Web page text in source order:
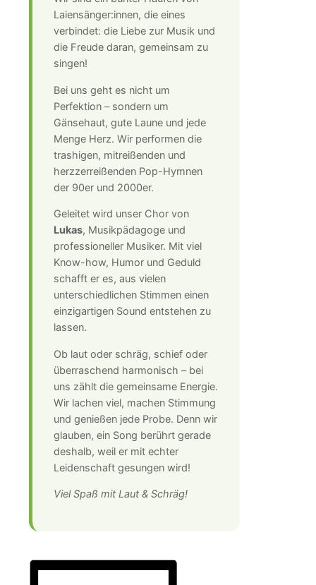
Laiensänger:innen, die eines
verbindet: die Liebe zur Musik und
die Freude daran, gemeinsam zu
singen!
Bei uns geht es nicht um
Perfektion – sondern um
Gänsehaut, gute Laune und jede
Menge Herz. Wir performen die
trashigen, mitreißenden und
herzzerreißenden Pop-Hymnen
der 90er und 2000er.
Geleitet wird unser Chor von
Lukas, Musikpädagoge und
professioneller Musiker. Mit viel
Know-how, Humor und Geduld
schafft er es, aus vielen
unterschiedlichen Stimmen einen
einzigartigen Sound entstehen zu
lassen.
Ob laut oder schräg, schief oder
überraschend harmonisch – bei
uns zählt die gemeinsame Energie.
Wir lachen viel, machen Stimmung
und genießen jede Probe. Denn wir
glauben, ein Song berührt gerade
deshalb, weil er mit echter
Leidenschaft gesungen wird!
Viel Spaß mit Laut & Schräg!